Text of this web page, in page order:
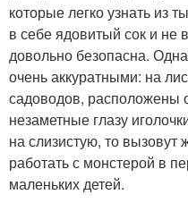
которые легко узнать из
в себе ядовитый сок и не
довольно безопасна.
очень аккуратными: на
садоводов, расположены
незаметные глазу
на слизистую, то
работать с монстерой в
маленьких детей.